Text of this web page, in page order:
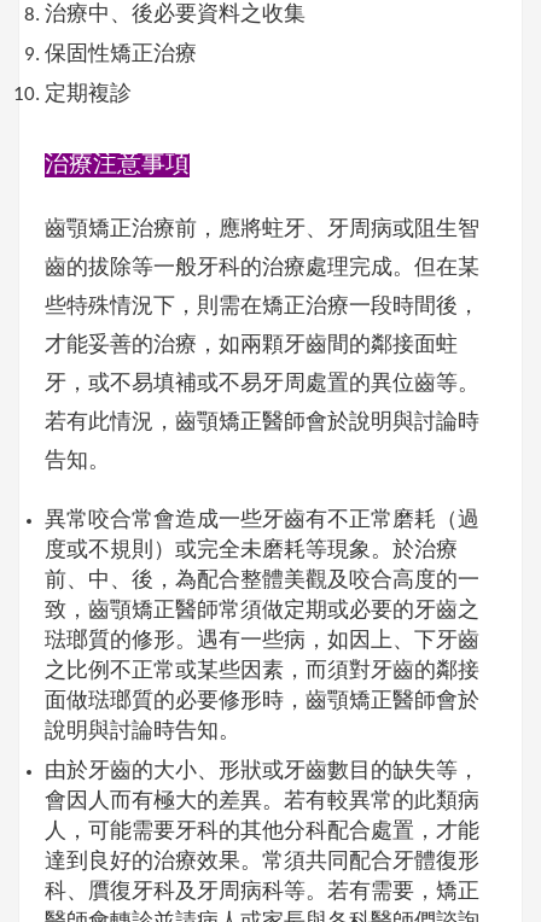
治療中、後必要資料之收集
保固性矯正治療
定期複診
治療注意事項
齒顎矯正治療前，應將蛀牙、牙周病或阻生智
齒的拔除等一般牙科的治療處理完成。但在某
些特殊情況下，則需在矯正治療一段時間後，
才能妥善的治療，如兩顆牙齒間的鄰接面蛀
牙，或不易填補或不易牙周處置的異位齒等。
若有此情況，齒顎矯正醫師會於說明與討論時
告知。
異常咬合常會造成一些牙齒有不正常磨耗（過
度或不規則）或完全未磨耗等現象。於治療
前、中、後，為配合整體美觀及咬合高度的一
致，齒顎矯正醫師常須做定期或必要的牙齒之
琺瑯質的修形。遇有一些病，如因上、下牙齒
之比例不正常或某些因素，而須對牙齒的鄰接
面做琺瑯質的必要修形時，齒顎矯正醫師會於
說明與討論時告知。
由於牙齒的大小、形狀或牙齒數目的缺失等，
會因人而有極大的差異。若有較異常的此類病
人，可能需要牙科的其他分科配合處置，才能
達到良好的治療效果。常須共同配合牙體復形
科、贋復牙科及牙周病科等。若有需要，矯正